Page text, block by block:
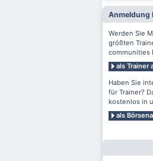
Anmeldung
Werden Sie
größten
communities
als Trainer
Haben Sie
für Trainer?
kostenlos in
als